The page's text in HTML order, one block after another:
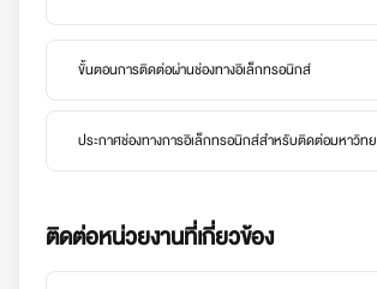
ขั้นตอนการติดต่อผ่านช่องทางอิเล็กทรอนิกส์
ประกาศช่องทางการอิเล็กทรอนิกส์สำหรับติดต่อมหาวิท
ติดต่อหน่วยงานที่เกี่ยวข้อง